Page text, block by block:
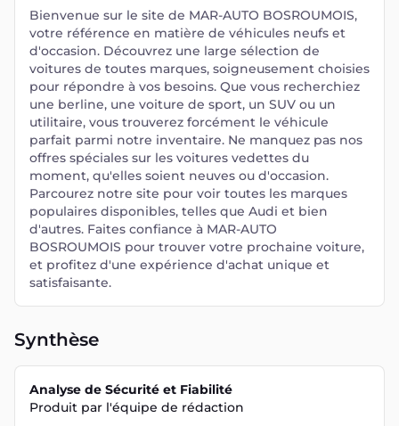
Bienvenue sur le site de MAR-AUTO BOSROUMOIS,
votre référence en matière de véhicules neufs et
d'occasion. Découvrez une large sélection de
voitures de toutes marques, soigneusement choisies
pour répondre à vos besoins. Que vous recherchiez
une berline, une voiture de sport, un SUV ou un
utilitaire, vous trouverez forcément le véhicule
parfait parmi notre inventaire. Ne manquez pas nos
offres spéciales sur les voitures vedettes du
moment, qu'elles soient neuves ou d'occasion.
Parcourez notre site pour voir toutes les marques
populaires disponibles, telles que Audi et bien
d'autres. Faites confiance à MAR-AUTO
BOSROUMOIS pour trouver votre prochaine voiture,
et profitez d'une expérience d'achat unique et
satisfaisante.
Synthèse
Analyse de Sécurité et Fiabilité
Produit par l'équipe de rédaction